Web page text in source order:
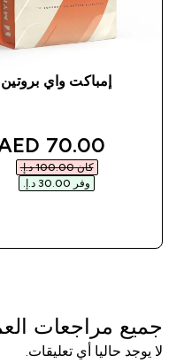
إمباكت واي بروتين
price
70.00 AED‎
كان ‏100.00 د.إ.‏‎
وفر ‏30.00 د.إ.‏‎
جميع مراجعات
لا يوجد حاليا أي تعليقات.